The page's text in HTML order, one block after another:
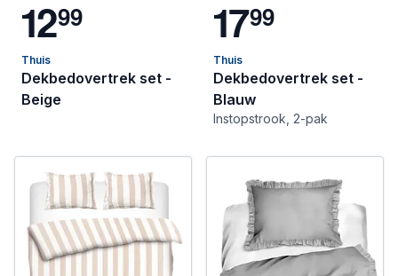
1299
Thuis
Dekbedovertrek set -
Beige
1799
Thuis
Dekbedovertrek set -
Blauw
Instopstrook, 2-pak